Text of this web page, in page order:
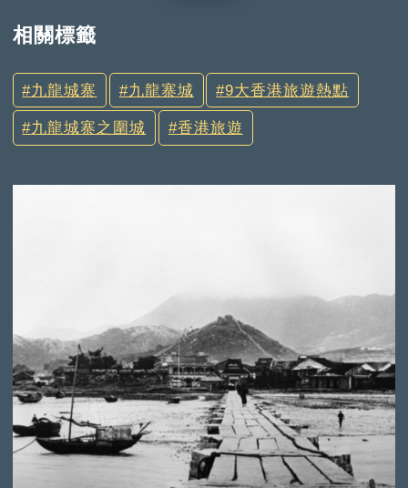
相關標籤
九龍城寨 九龍寨城 9大香港旅遊熱點
九龍城寨之圍城 香港旅遊